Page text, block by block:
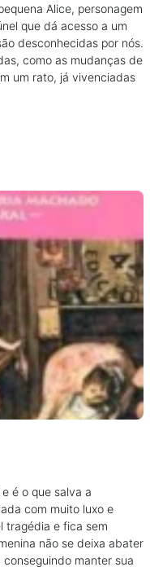
Alice, personagem
que dá acesso a um
desconhecidas por nós.
como as mudanças de
um rato, já vivenciadas
é o que salva a
com muito luxo e
tragédia e fica sem
não se deixa abater
manter sua